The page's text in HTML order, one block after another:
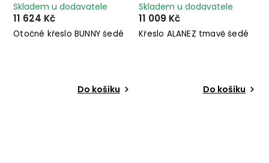
Otočné křeslo BUNNY šedé
Skladem u dodavatele
11 624 Kč
Do košíku
Křeslo ALANEZ tmavě šedé
Skladem u dodavatele
11 009 Kč
Do košíku